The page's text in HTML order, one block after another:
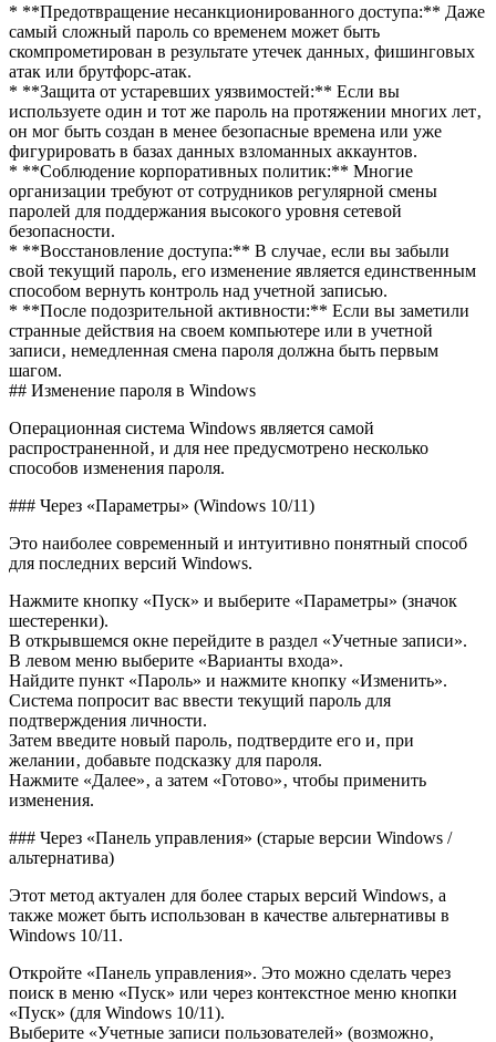
* **Предотвращение несанкционированного доступа:** Даже
самый сложный пароль со временем может быть
скомпрометирован в результате утечек данных‚ фишинговых
атак или брутфорс-атак.
* **Защита от устаревших уязвимостей:** Если вы
используете один и тот же пароль на протяжении многих лет‚
он мог быть создан в менее безопасные времена или уже
фигурировать в базах данных взломанных аккаунтов.
* **Соблюдение корпоративных политик:** Многие
организации требуют от сотрудников регулярной смены
паролей для поддержания высокого уровня сетевой
безопасности.
* **Восстановление доступа:** В случае‚ если вы забыли
свой текущий пароль‚ его изменение является единственным
способом вернуть контроль над учетной записью.
* **После подозрительной активности:** Если вы заметили
странные действия на своем компьютере или в учетной
записи‚ немедленная смена пароля должна быть первым
шагом.
## Изменение пароля в Windows
Операционная система Windows является самой
распространенной‚ и для нее предусмотрено несколько
способов изменения пароля.
### Через «Параметры» (Windows 10/11)
Это наиболее современный и интуитивно понятный способ
для последних версий Windows.
Нажмите кнопку «Пуск» и выберите «Параметры» (значок
шестеренки).
В открывшемся окне перейдите в раздел «Учетные записи».
В левом меню выберите «Варианты входа».
Найдите пункт «Пароль» и нажмите кнопку «Изменить».
Система попросит вас ввести текущий пароль для
подтверждения личности.
Затем введите новый пароль‚ подтвердите его и‚ при
желании‚ добавьте подсказку для пароля.
Нажмите «Далее»‚ а затем «Готово»‚ чтобы применить
изменения.
### Через «Панель управления» (старые версии Windows /
альтернатива)
Этот метод актуален для более старых версий Windows‚ а
также может быть использован в качестве альтернативы в
Windows 10/11.
Откройте «Панель управления». Это можно сделать через
поиск в меню «Пуск» или через контекстное меню кнопки
«Пуск» (для Windows 10/11).
Выберите «Учетные записи пользователей» (возможно‚